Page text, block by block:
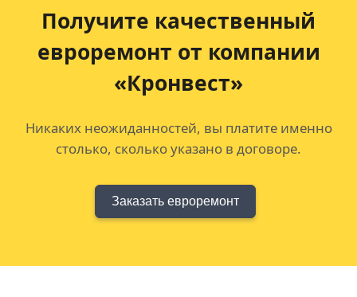
Получите качественный
евроремонт от компании
«Кронвест»
Никаких неожиданностей, вы платите именно
столько, сколько указано в договоре.
Заказать евроремонт